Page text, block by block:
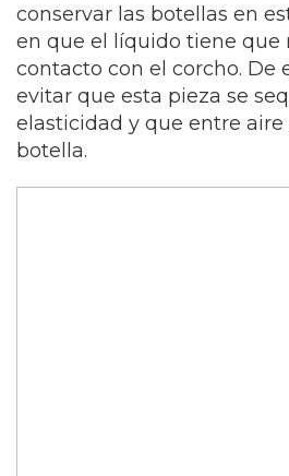
conservar las botellas en
en que el líquido tiene que
contacto con el corcho. De
evitar que esta pieza se
elasticidad y que entre
botella.